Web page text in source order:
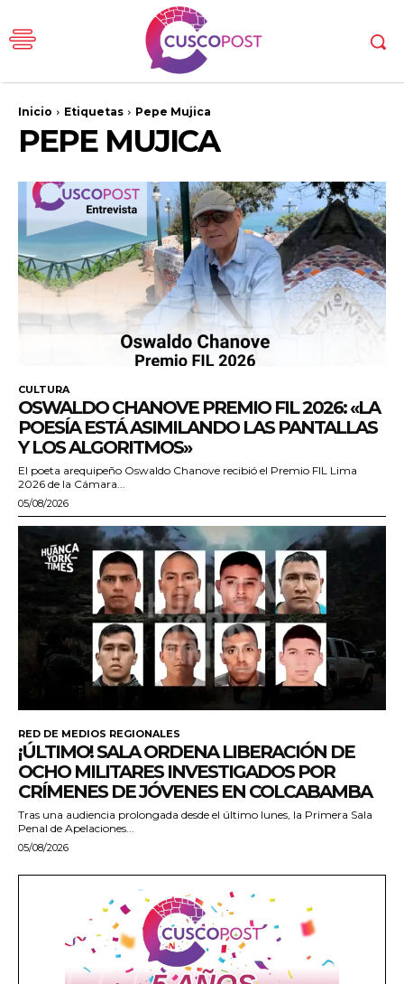
Inicio Etiquetas Pepe Mujica
PEPE MUJICA
CULTURA
OSWALDO CHANOVE PREMIO FIL 2026: «LA
POESÍA ESTÁ ASIMILANDO LAS PANTALLAS
Y LOS ALGORITMOS»
El poeta arequipeño Oswaldo Chanove recibió el Premio FIL Lima
2026 de la Cámara...
05/08/2026
RED DE MEDIOS REGIONALES
¡ÚLTIMO! SALA ORDENA LIBERACIÓN DE
OCHO MILITARES INVESTIGADOS POR
CRÍMENES DE JÓVENES EN COLCABAMBA
Tras una audiencia prolongada desde el último lunes, la Primera Sala
Penal de Apelaciones...
05/08/2026